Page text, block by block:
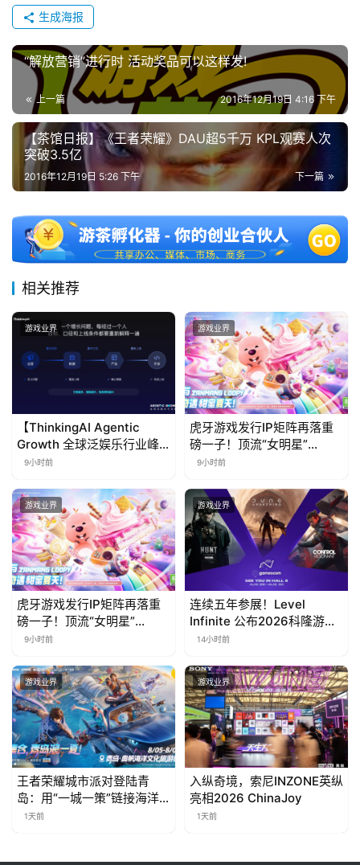
中
文
国
生成海报
“解放营销”进行时 活动奖品可以这样发!
上一篇 2016年12月19日 4:16 下午
【茶馆日报】《王者荣耀》DAU超5千万 KPL观赛人次
突破3.5亿
下一篇
2016年12月19日 5:26 下午
相关推荐
游戏业界
【ThinkingAI Agentic
Growth 全球泛娱乐行业峰
会】Agent 时代，人到底负
9小时前
游戏业界
虎牙游戏发行IP矩阵再落重
磅一子！顶流“女明星”
ZANMANG LOOPY 正版3D
曝光
9小时前
游戏业界
虎牙游戏发行IP矩阵再落重
磅一子！顶流“女明星”
ZANMANG LOOPY 正版3D
曝光
9小时前
游戏业界
连续五年参展！Level
Infinite 公布2026科隆游戏
展产品阵容
14小时前
游戏业界
王者荣耀城市派对登陆青
岛：用“一城一策”链接海洋
场景，以双向奔赴带动夏日
1天前
游戏业界
入纵奇境，索尼INZONE英纵
亮相2026 ChinaJoy
1天前